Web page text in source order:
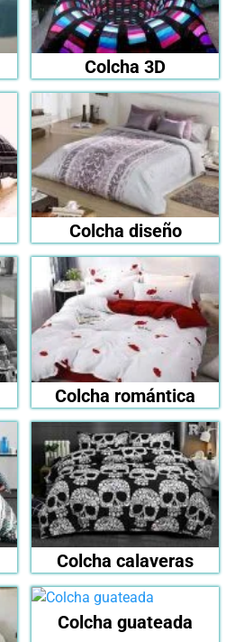
Colcha 3D
Colcha diseño
Colcha romántica
Colcha calaveras
Colcha guateada